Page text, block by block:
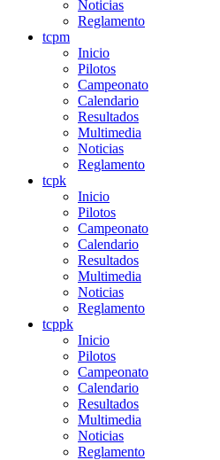
Noticias
Reglamento
tcpm
Inicio
Pilotos
Campeonato
Calendario
Resultados
Multimedia
Noticias
Reglamento
tcpk
Inicio
Pilotos
Campeonato
Calendario
Resultados
Multimedia
Noticias
Reglamento
tcppk
Inicio
Pilotos
Campeonato
Calendario
Resultados
Multimedia
Noticias
Reglamento